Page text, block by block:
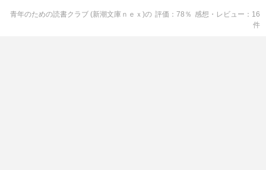
青年のための読書クラブ (新潮文庫ｎｅｘ)の 評価 78 ％ 感想・レビュー
16
件